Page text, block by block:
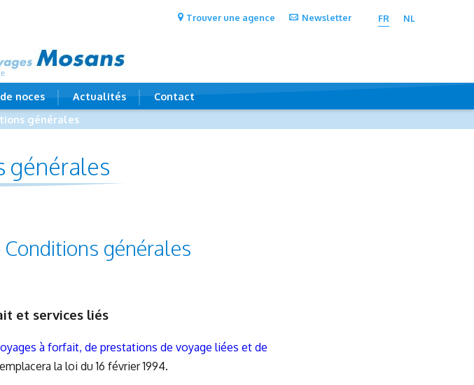
Trouver une agence Newsletter FR NL
noces Actualités
Contact
générales
générales
générales
et services liés
à forfait, de prestations de voyage liées et de
la loi du 16 février 1994.